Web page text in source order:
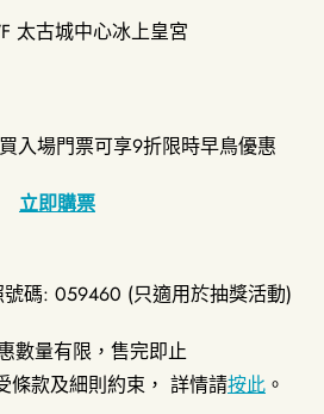
太古城中心冰上皇宮
入場門票可享9折限時早鳥優惠
立即購票
碼: 059460 (只適用於抽獎活動)
數量有限，售完即止
款及細則約束， 詳情請按此 。